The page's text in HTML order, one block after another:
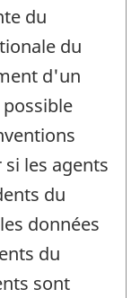
du
du
d'un
les agents
du
données
du
sont